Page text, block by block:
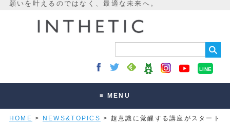
LINE
≡ MENU
未来最適化とは
HOME > NEWS&TOPICS > 超意識に覚醒する講座がスタート